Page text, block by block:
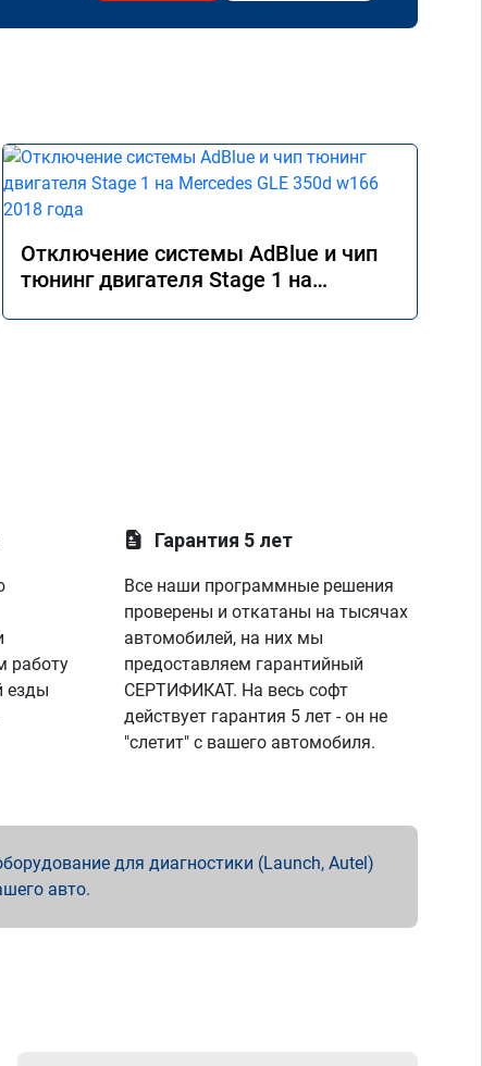
Отключение системы AdBlue и чип
тюнинг двигателя Stage 1 на
работу
езды
Гарантия 5 лет
Все наши программные решения
проверены и откатаны на тысячах
автомобилей, на них мы
предоставляем гарантийный
СЕРТИФИКАТ. На весь софт
действует гарантия 5 лет - он не
"слетит" с вашего автомобиля.
для диагностики (Launch, Autel)
авто.